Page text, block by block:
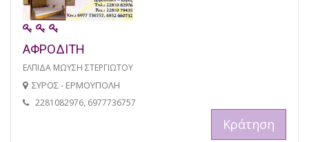
ΑΦΡΟΔΙΤΗ
ΕΛΠΙΔΑ ΜΩΥΣΗ ΣΤΕΡΓΙΩΤΟΥ
ΣΥΡΟΣ - ΕΡΜΟΥΠΟΛΗ
2281082976, 6977736757
Κράτηση